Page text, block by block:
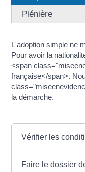
Plénière
L'adoption simple ne
Pour avoir la
<span
française</span>.
la démarche.
Vérifier les
Faire le dossier